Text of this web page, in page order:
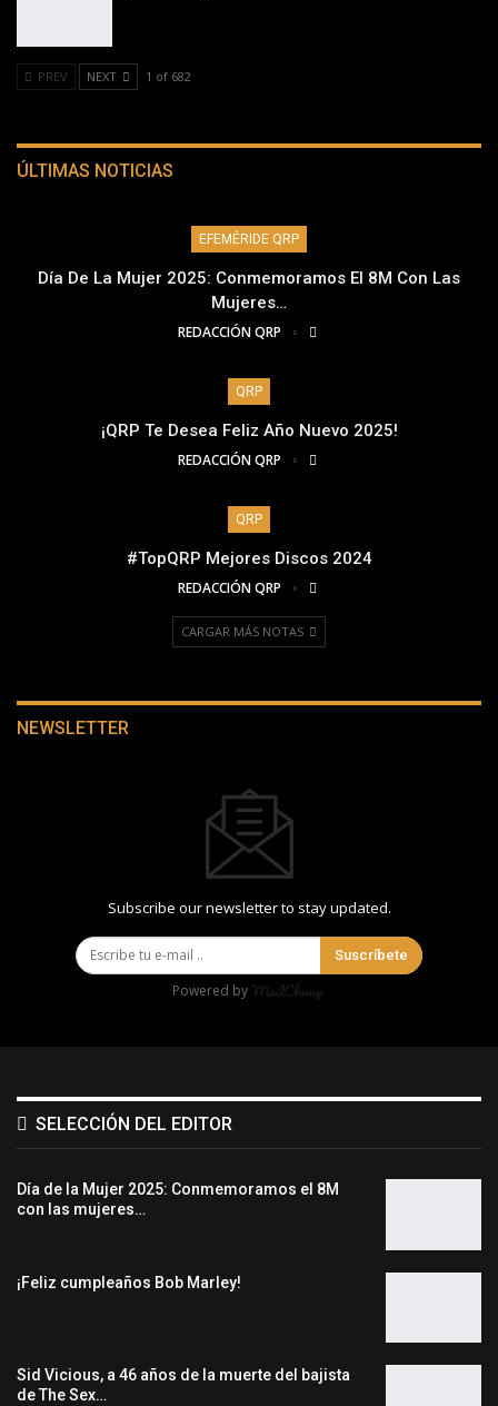
PREV NEXT 1 of 682
ÚLTIMAS NOTICIAS
EFEMÉRIDE QRP
Día De La Mujer 2025: Conmemoramos El 8M Con Las
Mujeres…
REDACCIÓN QRP
QRP
¡QRP Te Desea Feliz Año Nuevo 2025!
REDACCIÓN QRP
QRP
#TopQRP Mejores Discos 2024
REDACCIÓN QRP
CARGAR MÁS NOTAS
NEWSLETTER
Subscribe our newsletter to stay updated.
Suscríbete
Powered by
SELECCIÓN DEL EDITOR
Día de la Mujer 2025: Conmemoramos el 8M
con las mujeres…
¡Feliz cumpleaños Bob Marley!
Sid Vicious, a 46 años de la muerte del bajista
de The Sex…